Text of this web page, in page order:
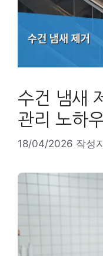
수건 냄새
관리 노하
18/04/2026 작성